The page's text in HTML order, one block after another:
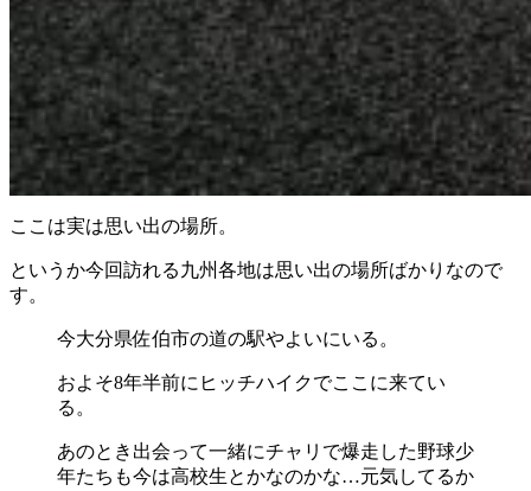
ここは実は思い出の場所。
というか今回訪れる九州各地は思い出の場所ばかりなので
す。
今大分県佐伯市の道の駅やよいにいる。
およそ8年半前にヒッチハイクでここに来てい
る。
あのとき出会って一緒にチャリで爆走した野球少
年たちも今は高校生とかなのかな…元気してるか